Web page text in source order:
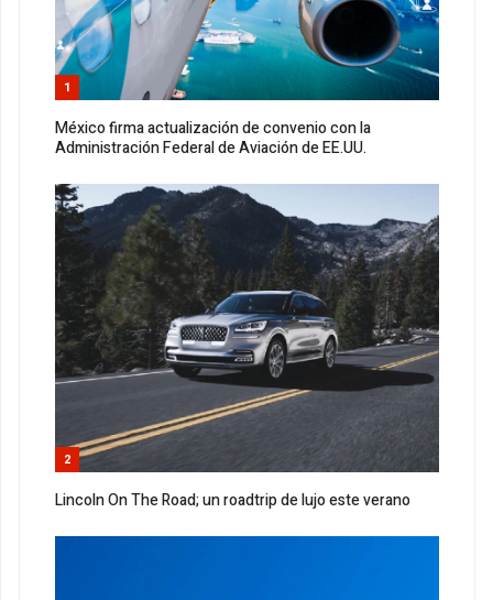
1
México firma actualización de convenio con la
Administración Federal de Aviación de EE.UU.
2
Lincoln On The Road; un roadtrip de lujo este verano